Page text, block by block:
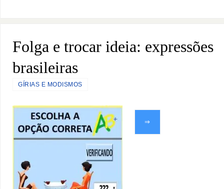
Folga e trocar ideia: expressões
brasileiras
GÍRIAS E MODISMOS
⇒